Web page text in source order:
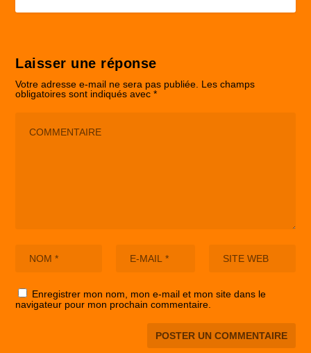
Laisser une réponse
Votre adresse e-mail ne sera pas publiée. Les champs
obligatoires sont indiqués avec*
Enregistrer mon nom, mon e-mail et mon site dans le
navigateur pour mon prochain commentaire.